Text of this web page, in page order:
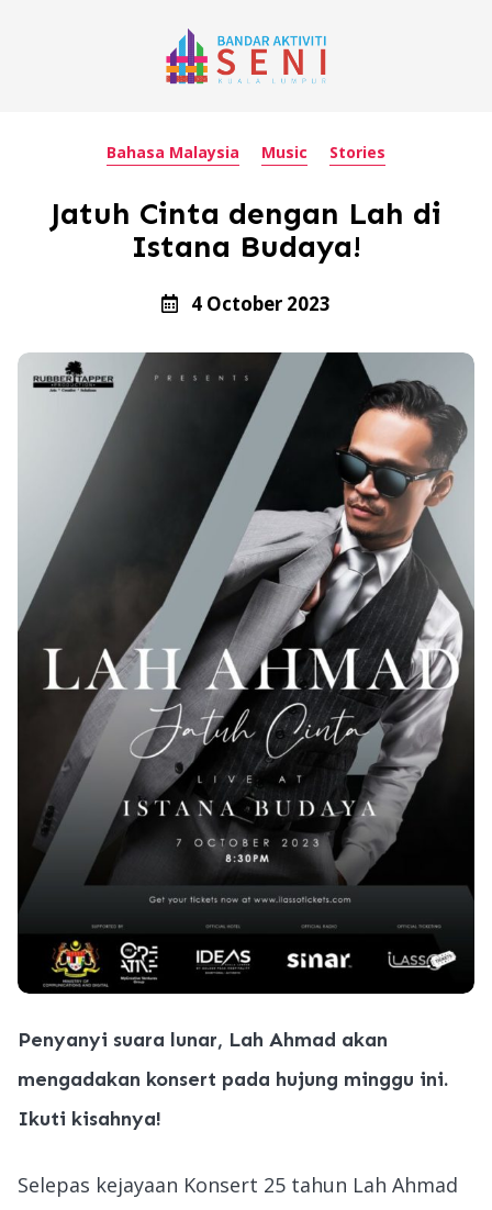
Bahasa Malaysia Music Stories
Jatuh Cinta dengan Lah di
Istana Budaya!
4 October 2023
Penyanyi suara lunar, Lah Ahmad akan
mengadakan konsert pada hujung minggu ini.
Ikuti kisahnya!
Selepas kejayaan Konsert 25 tahun Lah Ahmad